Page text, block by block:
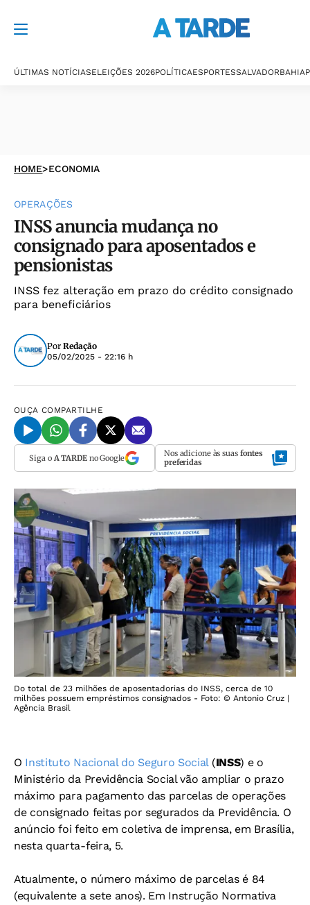
ÚLTIMAS NOTÍCIASELEIÇÕES 2026POLÍTICAESPORTESSALVADORBAHIA
HOME>ECONOMIA
OPERAÇÕES
INSS anuncia mudança no
consignado para aposentados e
pensionistas
INSS fez alteração em prazo do crédito consignado
para beneficiários
Por Redação
05/02/2025 - 22:16 h
OUÇA COMPARTILHE
Siga o A TARDEno Google Nos adicione às suas fontes
preferidas
Do total de 23 milhões de aposentadorias do INSS, cerca de 10
milhões possuem empréstimos consignados - Foto: © Antonio Cruz |
Agência Brasil
O Instituto Nacional do Seguro Social (INSS) e o
Ministério da Previdência Social vão ampliar o prazo
máximo para pagamento das parcelas de operações
de consignado feitas por segurados da Previdência. O
anúncio foi feito em coletiva de imprensa, em Brasília,
nesta quarta-feira, 5.
Atualmente, o número máximo de parcelas é 84
(equivalente a sete anos). Em Instrução Normativa